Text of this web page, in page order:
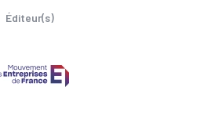
Éditeur(s)